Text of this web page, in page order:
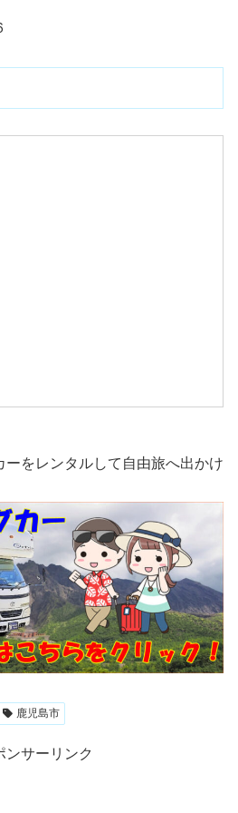
ーをレンタルして自由旅へ出かけ
鹿児島市
ンサーリンク